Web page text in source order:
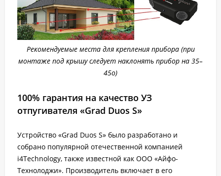
Рекомендуемые места для крепления прибора (при
монтаже под крышу следует наклонять прибор на 35–
45о)
100% гарантия на качество УЗ
отпугивателя «Grad Duos S»
Устройство «Grad Duos S» было разработано и
собрано популярной отечественной компанией
i4Technology, также известной как ООО «Айфо-
Технолоджи». Производитель включает в его